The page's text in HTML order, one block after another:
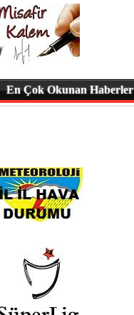
En Çok Okunan Haberler